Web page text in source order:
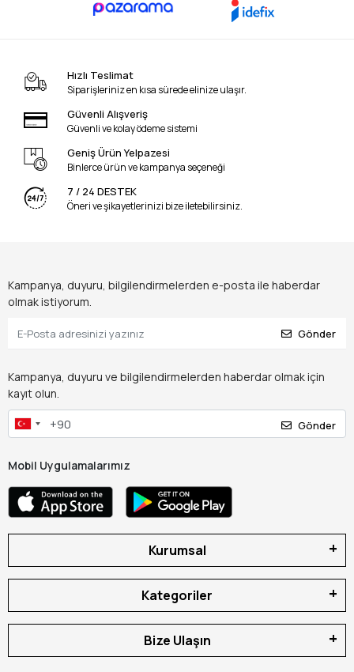
Hızlı Teslimat
Siparişleriniz en kısa sürede elinize ulaşır.
Güvenli Alışveriş
Güvenli ve kolay ödeme sistemi
Geniş Ürün Yelpazesi
Binlerce ürün ve kampanya seçeneği
7 / 24 DESTEK
Öneri ve şikayetlerinizi bize iletebilirsiniz.
Kampanya, duyuru, bilgilendirmelerden e-posta ile haberdar
olmak istiyorum.
Gönder
Kampanya, duyuru ve bilgilendirmelerden haberdar olmak için
kayıt olun.
Gönder
Mobil Uygulamalarımız
Kurumsal
Kategoriler
Bize Ulaşın